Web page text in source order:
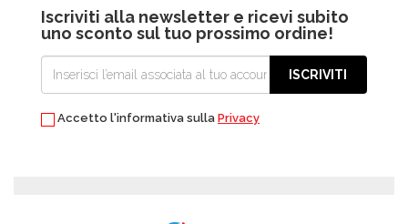
Iscriviti alla newsletter e ricevi subito
uno sconto sul tuo prossimo ordine!
ISCRIVITI
Accetto l'informativa sulla Privacy